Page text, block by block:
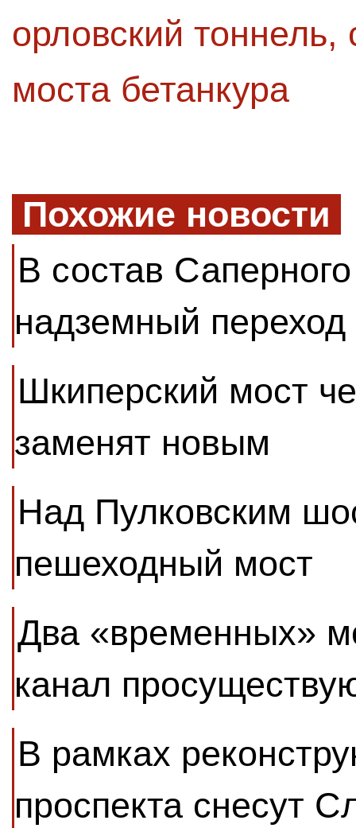
орловский тоннель,
моста бетанкура
Похожие новости
В состав
надземный переход
Шкиперский мост
заменят новым
Над Пулковским
пешеходный мост
Два «временных»
канал
В рамках
проспекта снесут